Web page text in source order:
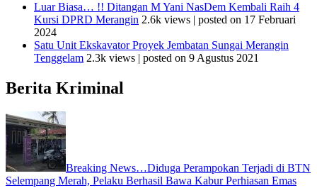
Luar Biasa… !! Ditangan M Yani NasDem Kembali Raih 4
Kursi DPRD Merangin 2.6k views | posted on 17 Februari
2024
Satu Unit Ekskavator Proyek Jembatan Sungai Merangin
Tenggelam 2.3k views | posted on 9 Agustus 2021
Berita Kriminal
Breaking News…Diduga Perampokan Terjadi di BTN
Selempang Merah, Pelaku Berhasil Bawa Kabur Perhiasan Emas